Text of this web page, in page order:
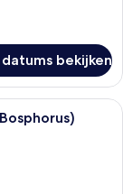
bekijken